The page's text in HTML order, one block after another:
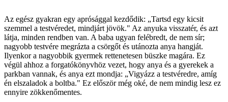
Az egész gyakran egy aprósággal kezdődik: „Tartsd egy kicsit
szemmel a testvéredet, mindjárt jövök." Az anyuka visszatér, és azt
látja, minden rendben van. A baba ugyan felébredt, de nem sír;
nagyobb testvére megrázta a csörgőt és utánozta anya hangját.
Ilyenkor a nagyobbik gyermek rettenetesen büszke magára. Ez
végül ahhoz a forgatókönyvhöz vezet, hogy anya és a gyerekek a
parkban vannak, és anya ezt mondja: „Vigyázz a testvéredre, amíg
én elszaladok a boltba." Ez először még oké, de nem mindig lesz ez
ennyire zökkenőmentes.